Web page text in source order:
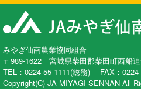
みやぎ仙南農業協同組合
〒989-1622 宮城県柴田郡柴田町西船
TEL：0224-55-1111(総務) FAX：
Copyright(C) JA MIYAGI SENNAN All